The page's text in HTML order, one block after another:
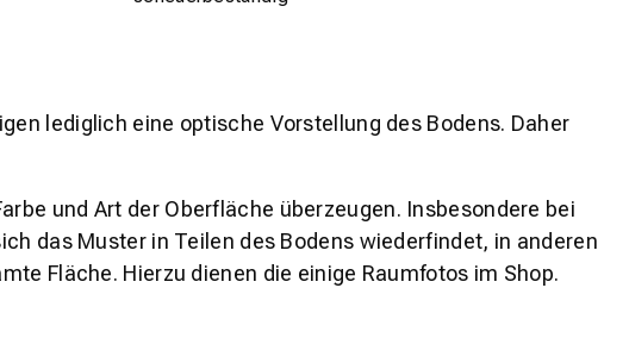
lediglich eine optische Vorstellung des Bodens. Daher
und Art der Oberfläche überzeugen. Insbesondere bei
das Muster in Teilen des Bodens wiederfindet, in anderen
Fläche. Hierzu dienen die einige Raumfotos im Shop.